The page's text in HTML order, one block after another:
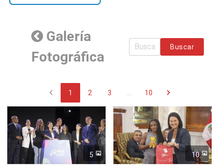
Galería
Fotográfica
Buscar
chevron_left 1 2 3 10 chevron_right
5 10